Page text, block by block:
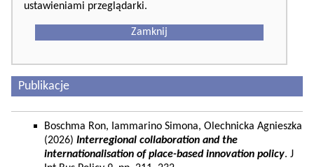
ustawieniami przeglądarki.
Zamknij
Publikacje
Boschma Ron, Iammarino Simona, Olechnicka Agnieszka
(2026) Interregional collaboration and the
internationalisation of place-based innovation policy. J